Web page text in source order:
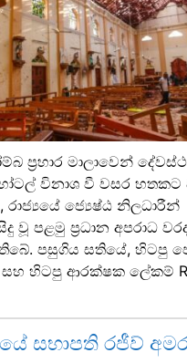
ප්‍රහාර මාලාවෙන්
විනාශ වී වසර හතකට
ජ්‍යෙෂ්ඨ නිලධාරීන්
වූ පළමු ප්‍රධාන අපරාධ
තිබේ. පසුගිය සතියේ, හිටපු
සහ හිටපු ආරක්ෂක ලේකම්
සභාපති රජීව්